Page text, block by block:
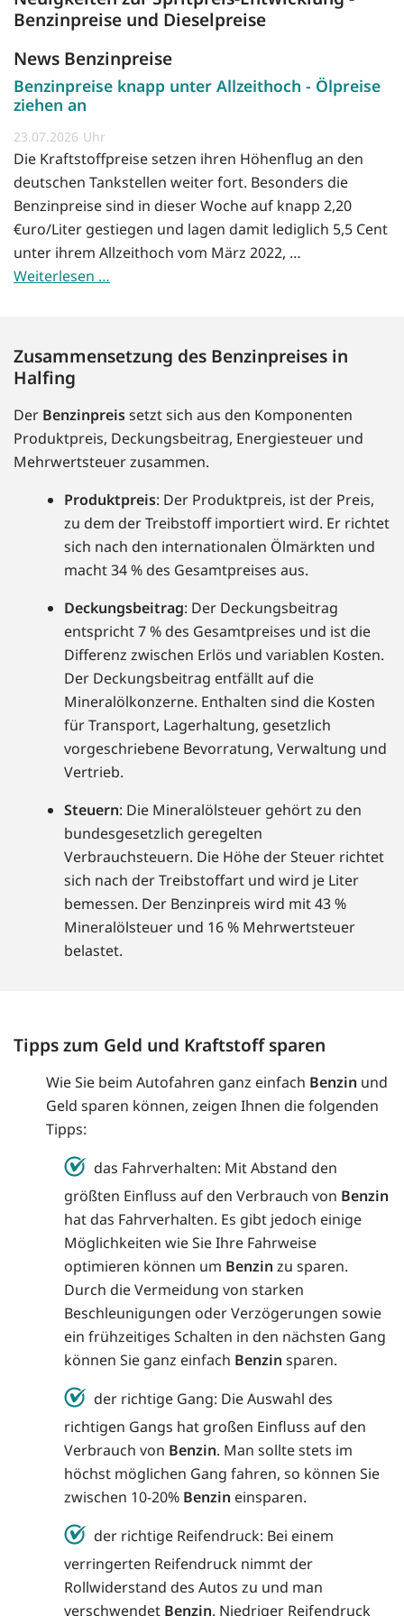
Benzinpreise und Dieselpreise
News Benzinpreise
Benzinpreise knapp unter Allzeithoch - Ölpreise
ziehen an
23.07.2026
Die Kraftstoffpreise setzen ihren Höhenflug an den
deutschen Tankstellen weiter fort. Besonders die
Benzinpreise sind in dieser Woche auf knapp 2,20
€uro/Liter gestiegen und lagen damit lediglich 5,5 Cent
unter ihrem Allzeithoch vom März 2022, …
Weiterlesen …
Zusammensetzung des Benzinpreises in
Halfing
Der Benzinpreissetzt sich aus den Komponenten
Produktpreis, Deckungsbeitrag, Energiesteuer und
Mehrwertsteuer zusammen.
Produktpreis: Der Produktpreis, ist der Preis,
zu dem der Treibstoff importiert wird. Er richtet
sich nach den internationalen Ölmärkten und
macht 34 % des Gesamtpreises aus.
Deckungsbeitrag: Der Deckungsbeitrag
entspricht 7 % des Gesamtpreises und ist die
Differenz zwischen Erlös und variablen Kosten.
Der Deckungsbeitrag entfällt auf die
Mineralölkonzerne. Enthalten sind die Kosten
für Transport, Lagerhaltung, gesetzlich
vorgeschriebene Bevorratung, Verwaltung und
Vertrieb.
Steuern: Die Mineralölsteuer gehört zu den
bundesgesetzlich geregelten
Verbrauchsteuern. Die Höhe der Steuer richtet
sich nach der Treibstoffart und wird je Liter
bemessen. Der Benzinpreis wird mit 43 %
Mineralölsteuer und 16 % Mehrwertsteuer
belastet.
Tipps zum Geld und Kraftstoff sparen
Wie Sie beim Autofahren ganz einfach Benzin und
Geld sparen können, zeigen Ihnen die folgenden
Tipps:
das Fahrverhalten: Mit Abstand den
größten Einfluss auf den Verbrauch von Benzin
hat das Fahrverhalten. Es gibt jedoch einige
Möglichkeiten wie Sie Ihre Fahrweise
optimieren können um Benzin zu sparen.
Durch die Vermeidung von starken
Beschleunigungen oder Verzögerungen sowie
ein frühzeitiges Schalten in den nächsten Gang
können Sie ganz einfach Benzin sparen.
der richtige Gang: Die Auswahl des
richtigen Gangs hat großen Einfluss auf den
Verbrauch von Benzin. Man sollte stets im
höchst möglichen Gang fahren, so können Sie
zwischen 10-20% Benzin einsparen.
der richtige Reifendruck: Bei einem
verringerten Reifendruck nimmt der
Rollwiderstand des Autos zu und man
verschwendet Benzin. Niedriger Reifendruck